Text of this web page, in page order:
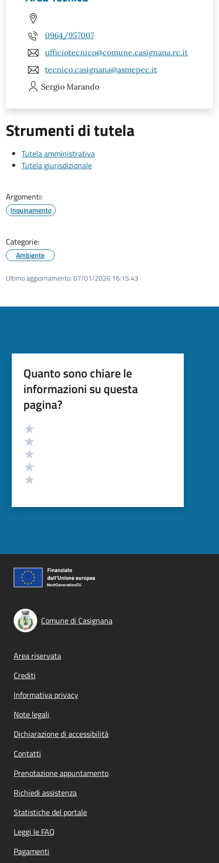
0964/957007
ufficiotecnico@comune.casignana.rc.it
tecnico.casignana@asmepec.it
Sergio Marando
Strumenti di tutela
Tutela amministrativa
Tutela giurisdizionale
Argomenti:
Inquinamento
Categorie:
Ambiente
Ultimo aggiornamento:07/01/2026 16:15.43
Quanto sono chiare le
informazioni su questa
pagina?
Valutazione
Comune di Casignana
Footer menu
Area riservata
Crediti
Informativa privacy
Note legali
Dichiarazione di accessibilità
Contatti
Prenotazione appuntamento
Richiedi assistenza
Statistiche del portale
Leggi le FAQ
Pagamenti